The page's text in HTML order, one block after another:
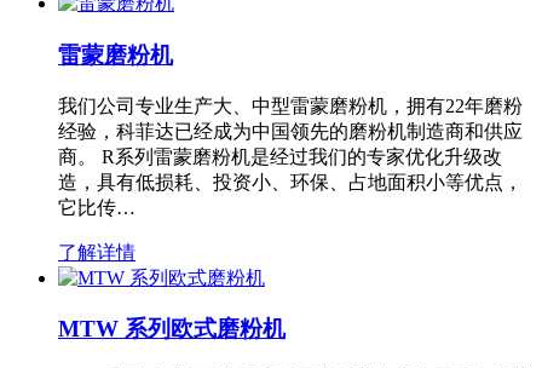
雷蒙磨粉机
我们公司专业生产大、中型雷蒙磨粉机，拥有22年磨粉
经验，科菲达已经成为中国领先的磨粉机制造商和供应
商。 R系列雷蒙磨粉机是经过我们的专家优化升级改
造，具有低损耗、投资小、环保、占地面积小等优点，
它比传…
了解详情
MTW 系列欧式磨粉机